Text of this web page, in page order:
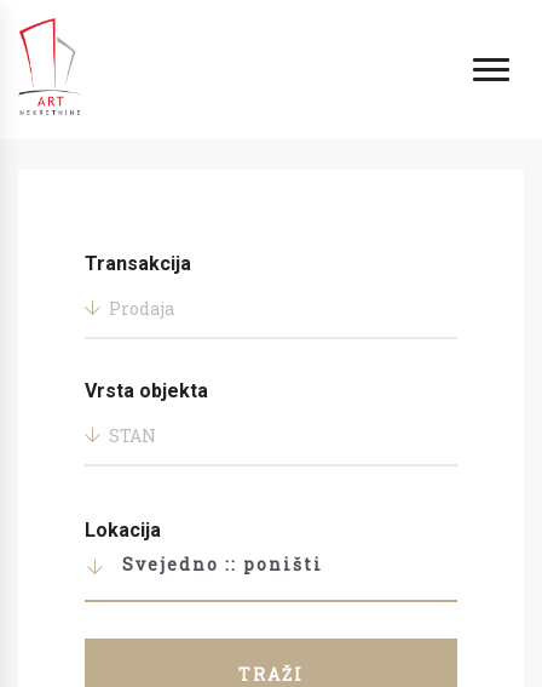
Transakcija
Prodaja
Vrsta objekta
STAN
Lokacija
Svejedno :: poništi
TRAŽI